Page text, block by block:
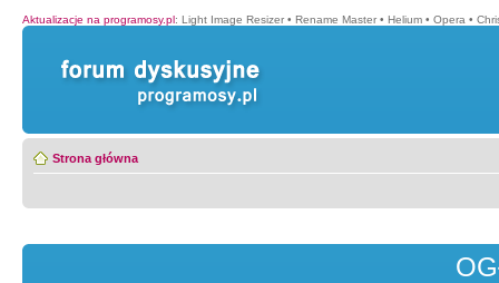
Aktualizacje na programosy.pl: Light Image Resizer • Rename Master • Helium • Opera •
Strona główna